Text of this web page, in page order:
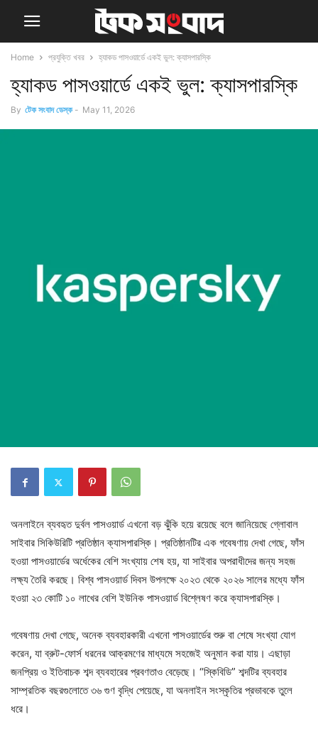
Home প্রযুক্তি খবর হ্যাকড পাসওয়ার্ডে একই ভুল: ক্যাসপারস্কি
হ্যাকড পাসওয়ার্ডে একই ভুল: ক্যাসপারস্কি
By টেক সংবাদ ডেস্ক - May 11, 2026
অনলাইনে ব্যবহৃত দুর্বল পাসওয়ার্ড এখনো বড় ঝুঁকি হয়ে রয়েছে বলে জানিয়েছে গ্লোবাল
সাইবার সিকিউরিটি প্রতিষ্ঠান ক্যাসপারস্কি। প্রতিষ্ঠানটির এক গবেষণায় দেখা গেছে, ফাঁস
হওয়া পাসওয়ার্ডের অর্ধেকের বেশি সংখ্যায় শেষ হয়, যা সাইবার অপরাধীদের জন্য সহজ
লক্ষ্য তৈরি করছে। বিশ্ব পাসওয়ার্ড দিবস উপলক্ষে ২০২৩ থেকে ২০২৬ সালের মধ্যে ফাঁস
হওয়া ২৩ কোটি ১০ লাখের বেশি ইউনিক পাসওয়ার্ড বিশ্লেষণ করে ক্যাসপারস্কি।
গবেষণায় দেখা গেছে, অনেক ব্যবহারকারী এখনো পাসওয়ার্ডের শুরু বা শেষে সংখ্যা যোগ
করেন, যা ব্রুট-ফোর্স ধরনের আক্রমণের মাধ্যমে সহজেই অনুমান করা যায়। এছাড়া
জনপ্রিয় ও ইতিবাচক শব্দ ব্যবহারের প্রবণতাও বেড়েছে। “স্কিবিডি” শব্দটির ব্যবহার
সাম্প্রতিক বছরগুলোতে ৩৬ গুণ বৃদ্ধি পেয়েছে, যা অনলাইন সংস্কৃতির প্রভাবকে তুলে
ধরে।